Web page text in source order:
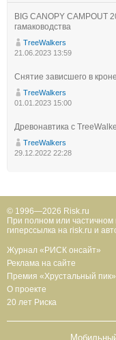
BIG CANOPY CAMPOUT
гамаководства
TreeWalkers
21.06.2023 13:59
Снятие зависшего в
TreeWalkers
01.01.2023 15:00
Древонавтика с
TreeWalkers
29.12.2022 22:28
© 1996—2026 Risk.ru
При полном или
гиперссылка на risk.ru и
Журнал «РИСК онсайт»
Реклама на сайте
Премия «Хрустальный пик»
О проекте
20 лет Риска